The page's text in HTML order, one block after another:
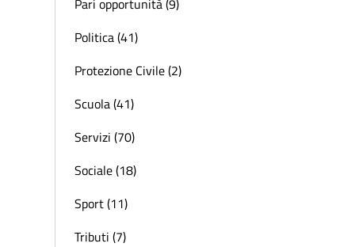
Pari opportunità (9)
Politica (41)
Protezione Civile (2)
Scuola (41)
Servizi (70)
Sociale (18)
Sport (11)
Tributi (7)